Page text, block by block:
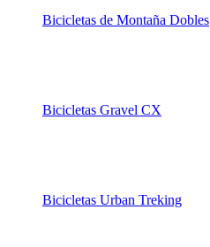
Bicicletas de Montaña Dobles
Bicicletas Gravel CX
Bicicletas Urban Treking